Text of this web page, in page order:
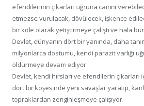
efendilerinin çıkarları uğruna canını
etmezse vurulacak, dövülecek, işkence
bir köle olarak yetiştirmeye çalıştı ve hala
Devlet, dünyanın dört bir yanında, daha
milyonlarca dostumu, kendi parazit varlığı
öldürmeye devam ediyor.
Devlet, kendi hırsları ve efendilerin çıkarları
dört bir köşesinde yeni savaşlar yaratıp,
topraklardan zenginleşmeye çalışıyor.